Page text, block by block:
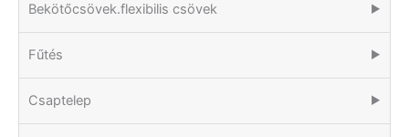
Bekötőcsövek.flexibilis csövek ▶
Fűtés ▶
Csaptelep ▶